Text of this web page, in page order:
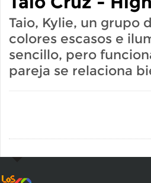
Taio, Kylie, un grupo
colores escasos e
sencillo, pero
pareja se relaciona